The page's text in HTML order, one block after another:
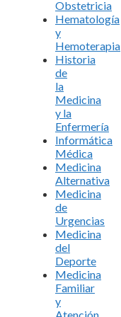
Obstetricia
Hematología
y
Hemoterapia
Historia
de
la
Medicina
y la
Enfermería
Informática
Médica
Medicina
Alternativa
Medicina
de
Urgencias
Medicina
del
Deporte
Medicina
Familiar
y